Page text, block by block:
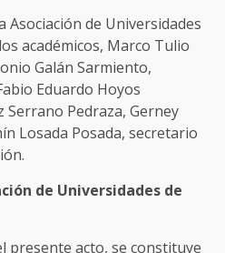
Asociación de Universidades
académicos, Marco Tulio
Galán Sarmiento,
Eduardo Hoyos
Pedraza, Gerney
Losada Posada, secretario
de Universidades de
presente acto, se constituye